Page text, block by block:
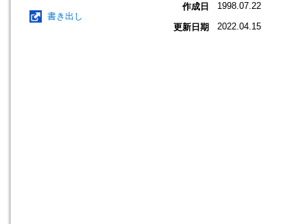
書き出し
作成日 1998.07.22
更新日期 2022.04.15